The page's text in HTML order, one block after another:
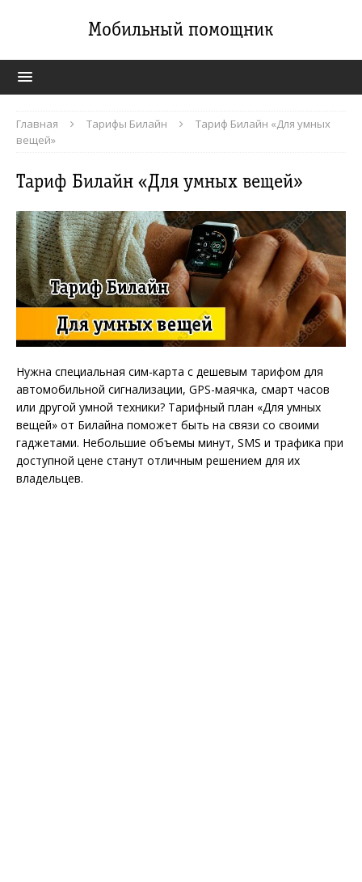
Мобильный помощник
Главная Тарифы Билайн
Тариф Билайн «Для умных
вещей»
Тариф Билайн «Для умных вещей»
Нужна специальная сим-карта с дешевым тарифом для
автомобильной сигнализации, GPS-маячка, смарт часов
или другой умной техники? Тарифный план «Для умных
вещей» от Билайна поможет быть на связи со своими
гаджетами. Небольшие объемы минут, SMS и трафика при
доступной цене станут отличным решением для их
владельцев.